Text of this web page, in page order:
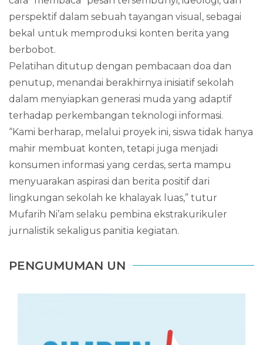
PENGUMUMAN UN
perspektif dalam sebuah tayangan visual, sebagai
bekal untuk memproduksi konten berita yang
berbobot.
Pelatihan ditutup dengan pembacaan doa dan
penutup, menandai berakhirnya inisiatif sekolah
dalam menyiapkan generasi muda yang adaptif
terhadap perkembangan teknologi informasi.
“Kami berharap, melalui proyek ini, siswa tidak hanya
mahir membuat konten, tetapi juga menjadi
konsumen informasi yang cerdas, serta mampu
menyuarakan aspirasi dan berita positif dari
lingkungan sekolah ke khalayak luas,” tutur
Mufarih Ni’am selaku pembina ekstrakurikuler
jurnalistik sekaligus panitia kegiatan.